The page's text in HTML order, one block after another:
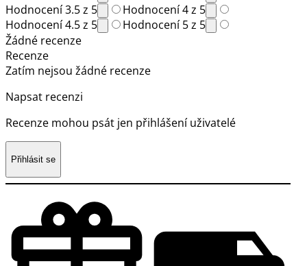
Hodnocení 3.5 z 5
Hodnocení 4 z 5
Hodnocení 4.5 z 5
Hodnocení 5 z 5
Žádné recenze
Recenze
Zatím nejsou žádné recenze
Napsat recenzi
Recenze mohou psát jen přihlášení uživatelé
Přihlásit se